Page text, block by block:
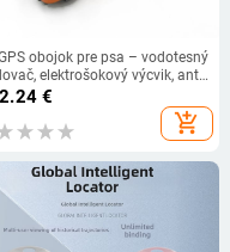
obojok pre psa – vodotesný
elektrošokový výcvik, anti-
lokalizácia, hlasové volanie a
€
add_shopping_cart